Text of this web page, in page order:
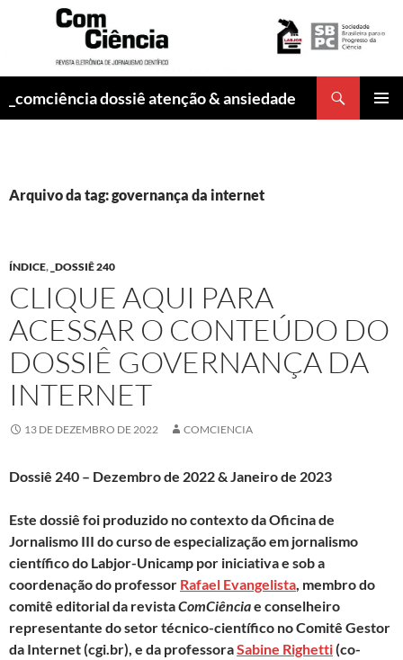
_comciência dossiê atenção & ansiedade
Arquivo da tag: governança da internet
ÍNDICE, _DOSSIÊ 240
CLIQUE AQUI PARA
ACESSAR O CONTEÚDO DO
DOSSIÊ GOVERNANÇA DA
INTERNET
13 DE DEZEMBRO DE 2022 COMCIENCIA
Dossiê 240 – Dezembro de 2022 & Janeiro de 2023
Este dossiê foi produzido no contexto da Oficina de
Jornalismo III do curso de especialização em jornalismo
científico do Labjor-Unicamp por iniciativa e sob a
coordenação do professor Rafael Evangelista, membro do
comitê editorial da revistaComCiênciae conselheiro
representante do setor técnico-científico no Comitê Gestor
da Internet (cgi.br), e da professoraSabine Righetti(co-